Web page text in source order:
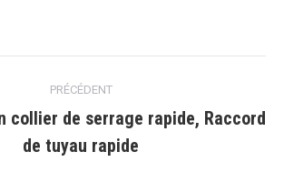
PRÉCÉDENT
Article
précédent
collier de serrage rapide, Raccord
de tuyau rapide